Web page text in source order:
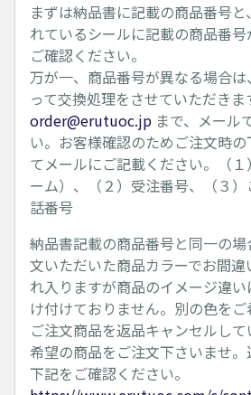
まずは納品書に記載の商品番号
れているシールに記載の商品番
ご確認ください。
万が一、商品番号が異なる場合
って交換処理をさせていただきま
order@erutuoc.jp まで、メール
い。お客様確認のためご注文時
てメールにご記載ください。（
ーム）、（２）受注番号、（３
話番号
納品書記載の商品番号と同一の
文いただいた商品カラーでお間
れ入りますが商品のイメージ違
け付けておりません。別の色を
ご注文商品を返品キャンセルし
希望の商品をご注文下さいませ。
下記をご確認ください。